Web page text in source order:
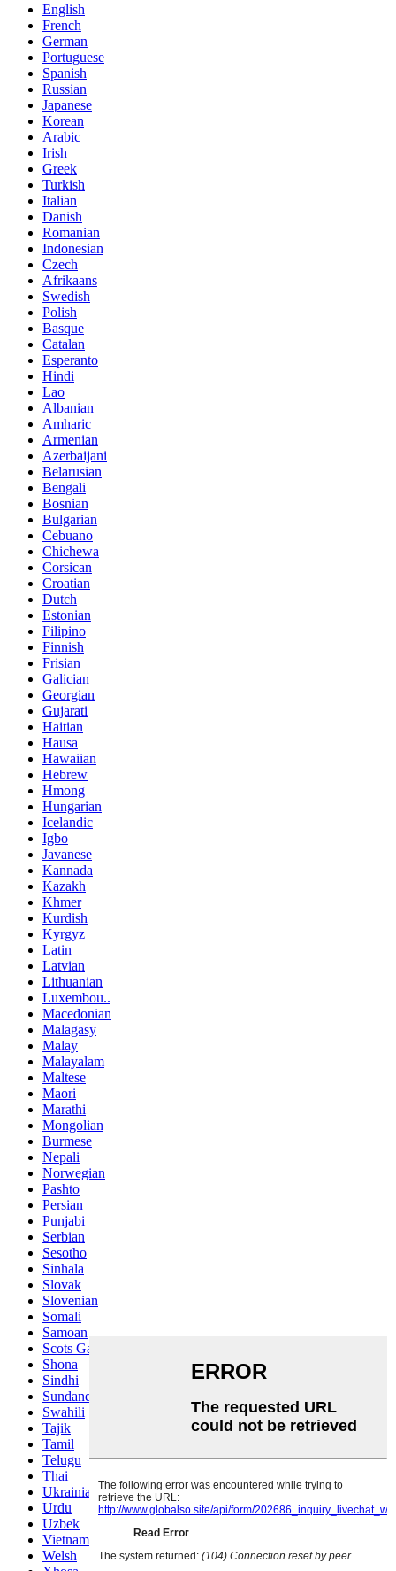
English
French
German
Portuguese
Spanish
Russian
Japanese
Korean
Arabic
Irish
Greek
Turkish
Italian
Danish
Romanian
Indonesian
Czech
Afrikaans
Swedish
Polish
Basque
Catalan
Esperanto
Hindi
Lao
Albanian
Amharic
Armenian
Azerbaijani
Belarusian
Bengali
Bosnian
Bulgarian
Cebuano
Chichewa
Corsican
Croatian
Dutch
Estonian
Filipino
Finnish
Frisian
Galician
Georgian
Gujarati
Haitian
Hausa
Hawaiian
Hebrew
Hmong
Hungarian
Icelandic
Igbo
Javanese
Kannada
Kazakh
Khmer
Kurdish
Kyrgyz
Latin
Latvian
Lithuanian
Luxembou..
Macedonian
Malagasy
Malay
Malayalam
Maltese
Maori
Marathi
Mongolian
Burmese
Nepali
Norwegian
Pashto
Persian
Punjabi
Serbian
Sesotho
Sinhala
Slovak
Slovenian
Somali
Samoan
Scots Gaelic
Shona
Sindhi
Sundanese
Swahili
Tajik
Tamil
Telugu
Thai
Ukrainian
Urdu
Uzbek
Vietnamese
Welsh